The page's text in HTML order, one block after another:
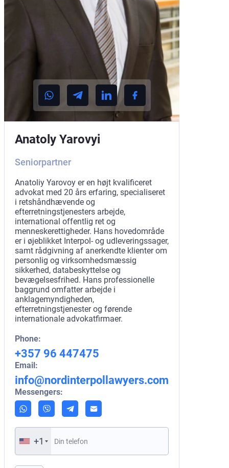
Anatoly Yarovyi
Seniorpartner
Anatoliy Yarovoy er en højt kvalificeret
advokat med 20 års erfaring, specialiseret
i retshåndhævende og
efterretningstjenesters arbejde,
international offentlig ret og
menneskerettigheder. Hans hovedområde
er i øjeblikket Interpol- og udleveringssager,
samt rådgivning af anerkendte klienter om
personlig og virksomhedsmæssig
sikkerhed, databeskyttelse og
bevægelsesfrihed. Hans professionelle
baggrund omfatter arbejde i
anklagemyndigheden,
efterretningstjenester og førende
internationale advokatfirmaer.
Phone:
+357 96 447475
Email:
info@nordinterpollawyers.com
Messengers:
+1